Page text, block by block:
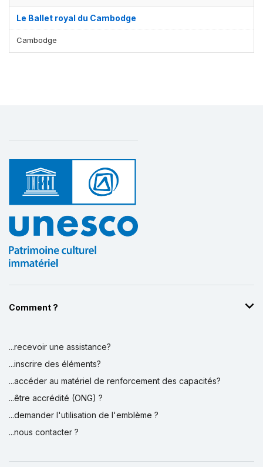
Le Ballet royal du Cambodge
Cambodge
Comment ?
...recevoir une assistance?
...inscrire des éléments?
...accéder au matériel de renforcement des capacités?
...être accrédité (ONG) ?
...demander l'utilisation de l'emblème ?
...nous contacter ?